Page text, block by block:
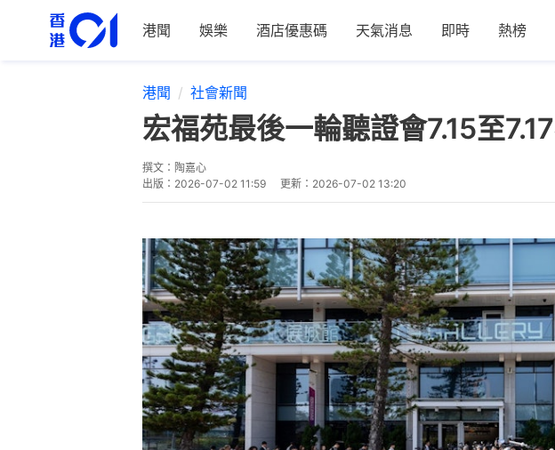
港聞 娛樂 酒店優惠碼 天氣消息 即時 熱榜
港聞 社會新聞
宏福苑最後一輪聽證會7.15至
撰文： 陶嘉心
出版： 2026-07-02 11:59 更新： 2026-07-02 13:20